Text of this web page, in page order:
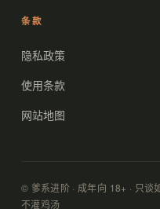
条款
隐私政策
使用条款
网站地图
© 爹系进阶 · 成年向 18+ · 只谈
不灌鸡汤